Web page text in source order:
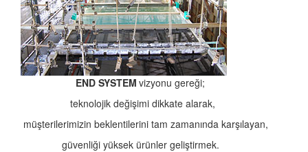
END SYSTEM vizyonu gereği;
teknolojik değişimi dikkate alarak,
müşterilerimizin beklentilerini tam zamanında karşılayan,
güvenliği yüksek ürünler geliştirmek.